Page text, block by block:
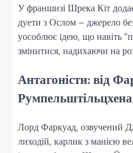
У франшизі Шрека Кіт
дуети з Ослом – джерело
уособлює ідею, що навіть
змінитися, надихаючи на
Антагоністи: від
Румпельштільцхена
Лорд Фаркуад, озвучений
лиходій, карлик з манією